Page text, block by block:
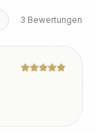
3 Bewertungen